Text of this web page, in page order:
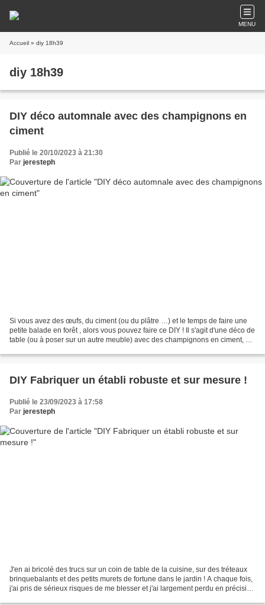
MENU
Accueil » diy 18h39
diy 18h39
DIY déco automnale avec des champignons en
ciment
Publié le 20/10/2023 à 21:30
Par jeresteph
Si vous avez des œufs, du ciment (ou du plâtre …) et le temps de faire une
petite balade en forêt , alors vous pouvez faire ce DIY ! Il s'agit d'une déco de
table (ou à poser sur un autre meuble) avec des champignons en ciment, de
DIY Fabriquer un établi robuste et sur mesure !
Publié le 23/09/2023 à 17:58
Par jeresteph
J'en ai bricolé des trucs sur un coin de table de la cuisine, sur des tréteaux
brinquebalants et des petits murets de fortune dans le jardin ! A chaque fois,
j'ai pris de sérieux risques de me blesser et j'ai largement perdu en précision